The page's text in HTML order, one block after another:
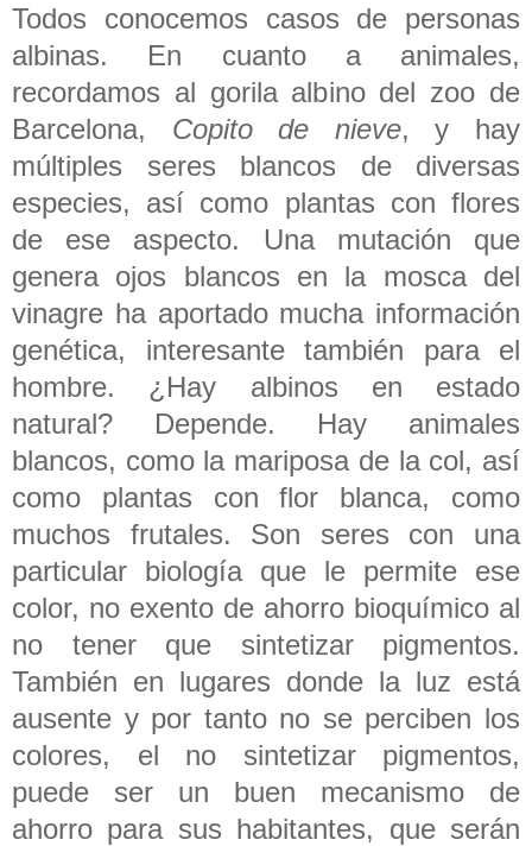
Todos conocemos casos de personas
albinas. En cuanto a animales,
recordamos al gorila albino del zoo de
Barcelona, Copito de nieve, y hay
múltiples seres blancos de diversas
especies, así como plantas con flores
de ese aspecto. Una mutación que
genera ojos blancos en la mosca del
vinagre ha aportado mucha información
genética, interesante también para el
hombre. ¿Hay albinos en estado
natural? Depende. Hay animales
blancos, como la mariposa de la col, así
como plantas con flor blanca, como
muchos frutales. Son seres con una
particular biología que le permite ese
color, no exento de ahorro bioquímico al
no tener que sintetizar pigmentos.
También en lugares donde la luz está
ausente y por tanto no se perciben los
colores, el no sintetizar pigmentos,
puede ser un buen mecanismo de
ahorro para sus habitantes, que serán